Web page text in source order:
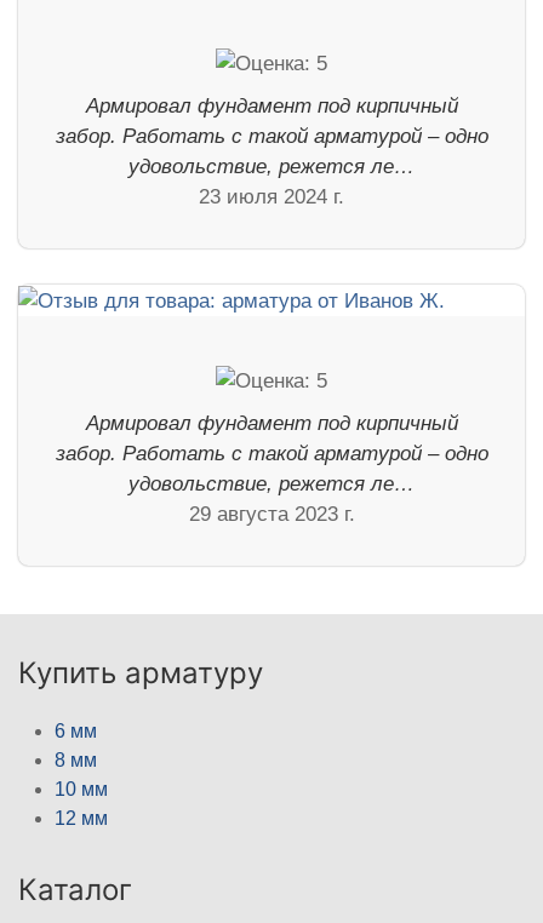
Армировал фундамент под кирпичный
забор. Работать с такой арматурой – одно
удовольствие, режется ле…
23 июля 2024 г.
Армировал фундамент под кирпичный
забор. Работать с такой арматурой – одно
удовольствие, режется ле…
29 августа 2023 г.
Купить арматуру
6 мм
8 мм
10 мм
12 мм
Каталог